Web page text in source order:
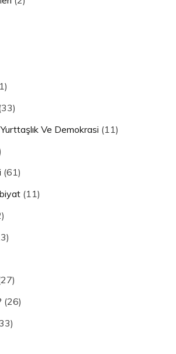
Ve Demokrasi (11)
(61)
(11)
(26)